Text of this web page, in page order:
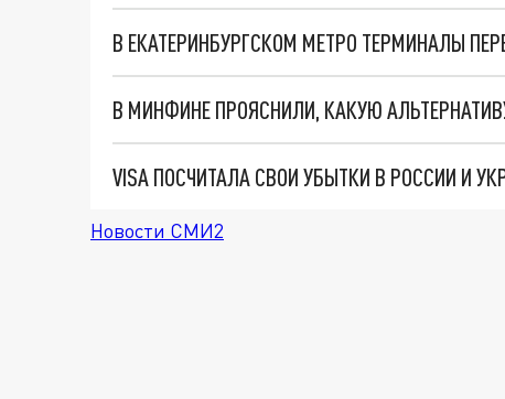
VISA ПОСЧИТАЛА СВОИ УБЫТКИ В РОССИИ И
Новости СМИ2